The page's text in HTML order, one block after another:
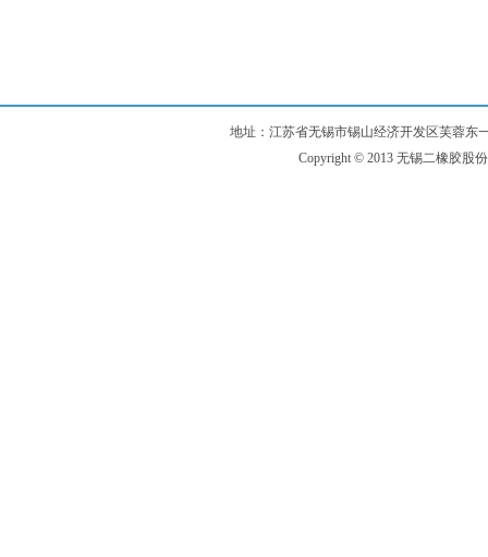
地址：江苏省无锡市锡山经济开发区芙蓉东
Copyright © 2013 无锡二橡胶股